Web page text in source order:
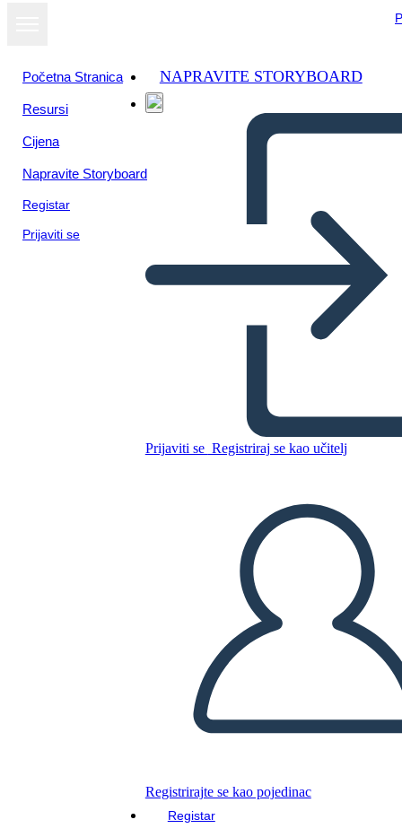
Početna Stranica
Resursi
Cijena
Napravite Storyboard
Registar
Prijaviti se
NAPRAVITE STORYBOARD
Prijaviti se Registriraj se kao učitelj
Registrirajte se kao pojedinac
Registar
Kopirajte ovaj Storyboard
REPRODUCIRAJ DIJAPROJEKCIJU
ČITAJ MI